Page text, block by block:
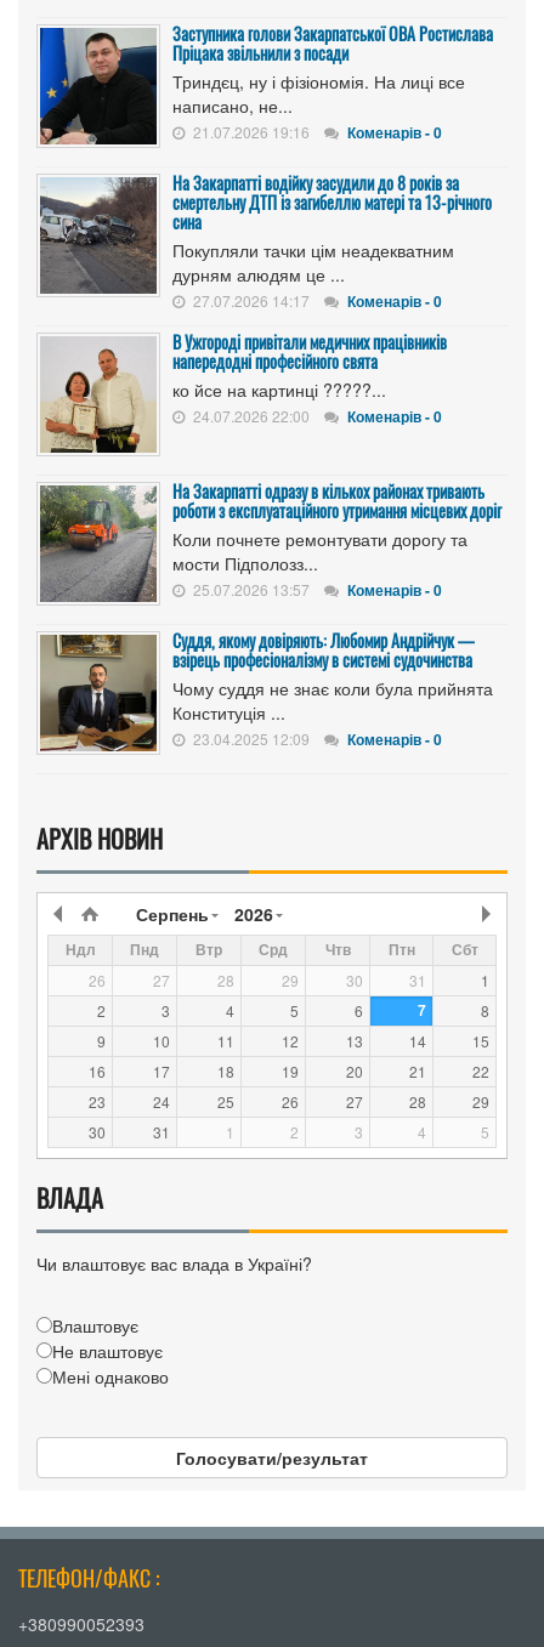
Заступника голови Закарпатської ОВА Ростислава
Пріцака звільнили з посади
Триндєц, ну і фізіономія. На лиці все
написано, не...
21.07.2026 19:16 Коменарів - 0
На Закарпатті водійку засудили до 8 років за
смертельну ДТП із загибеллю матері та 13-річного
сина
Покупляли тачки цім неадекватним
дурням алюдям це ...
27.07.2026 14:17 Коменарів - 0
В Ужгороді привітали медичних працівників
напередодні професійного свята
ко йсе на картинці ?????...
24.07.2026 22:00 Коменарів - 0
На Закарпатті одразу в кількох районах тривають
роботи з експлуатаційного утримання місцевих доріг
Коли почнете ремонтувати дорогу та
мости Підполозз...
25.07.2026 13:57 Коменарів - 0
Суддя, якому довіряють: Любомир Андрійчук —
взірець професіоналізму в системі судочинства
Чому суддя не знає коли була прийнята
Конституція ...
23.04.2025 12:09 Коменарів - 0
АРХІВ НОВИН
Серпень 2026
Ндл Пнд Втр Срд Чтв Птн Сбт
26 27 28 29 30 31
1
2
3 4 5 6 7
8
9
10 11 12 13 14
15
16
17 18 19 20 21
22
23
24 25 26 27 28
29
30
31 1 2 3 4 5
ВЛАДА
Чи влаштовує вас влада в Україні?
Влаштовує
Не влаштовує
Мені однаково
Голосувати/результат
ТЕЛЕФОН/ФАКС :
+380990052393